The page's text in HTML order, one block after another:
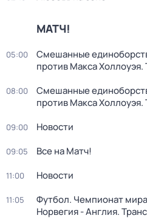
МАТЧ!
05:00
Смешанные
против Макса
08:00
Смешанные
против Макса
09:00 Новости
09:05 Все на Матч!
11:00 Новости
11:05
Футбол. Чемпионат
Норвегия - Англия.